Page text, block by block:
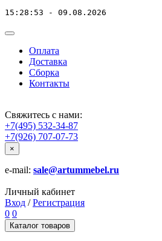
15:28:53 - 09.08.2026
Оплата
Доставка
Сборка
Контакты
Свяжитесь с нами:
+7(495) 532-34-87
+7(926) 707-07-73
×
e-mail: sale@artummebel.ru
Личный кабинет
Вход / Регистрация
0 0
Каталог товаров